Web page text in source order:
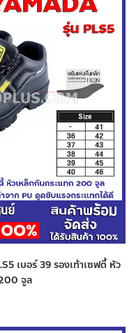
เบอร์ 39 รองเท้าเซฟตี้ หัว
จูล